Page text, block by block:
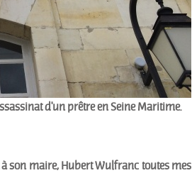
d'un prêtre en Seine Maritime.
son maire, Hubert Wulfranc toutes mes